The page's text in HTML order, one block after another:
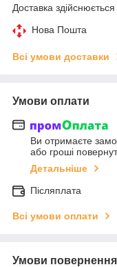
Доставка
Нова Пошта
Всі умови доставки
Умови оплати
Ви отримаєте
або гроші
Детальніше
Післяплата
Всі умови оплати
Умови повернення